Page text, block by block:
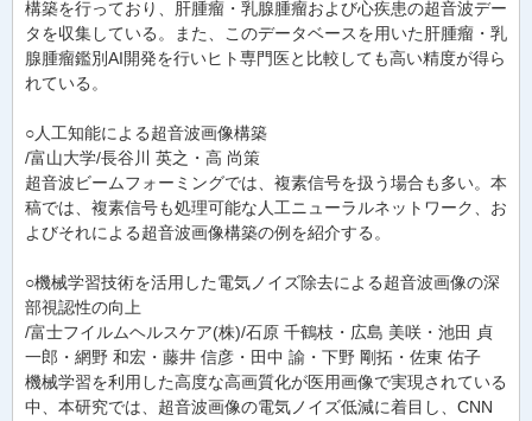
構築を行っており、肝腫瘤・乳腺腫瘤および心疾患の超音波デー
タを収集している。また、このデータベースを用いた肝腫瘤・乳
腺腫瘤鑑別AI開発を行いヒト専門医と比較しても高い精度が得ら
れている。
○人工知能による超音波画像構築
/富山大学/長谷川 英之・高 尚策
超音波ビームフォーミングでは、複素信号を扱う場合も多い。本
稿では、複素信号も処理可能な人工ニューラルネットワーク、お
よびそれによる超音波画像構築の例を紹介する。
○機械学習技術を活用した電気ノイズ除去による超音波画像の深
部視認性の向上
/富士フイルムヘルスケア(株)/石原 千鶴枝・広島 美咲・池田 貞
一郎・網野 和宏・藤井 信彦・田中 諭・下野 剛拓・佐東 佑子
機械学習を利用した高度な高画質化が医用画像で実現されている
中、本研究では、超音波画像の電気ノイズ低減に着目し、CNN